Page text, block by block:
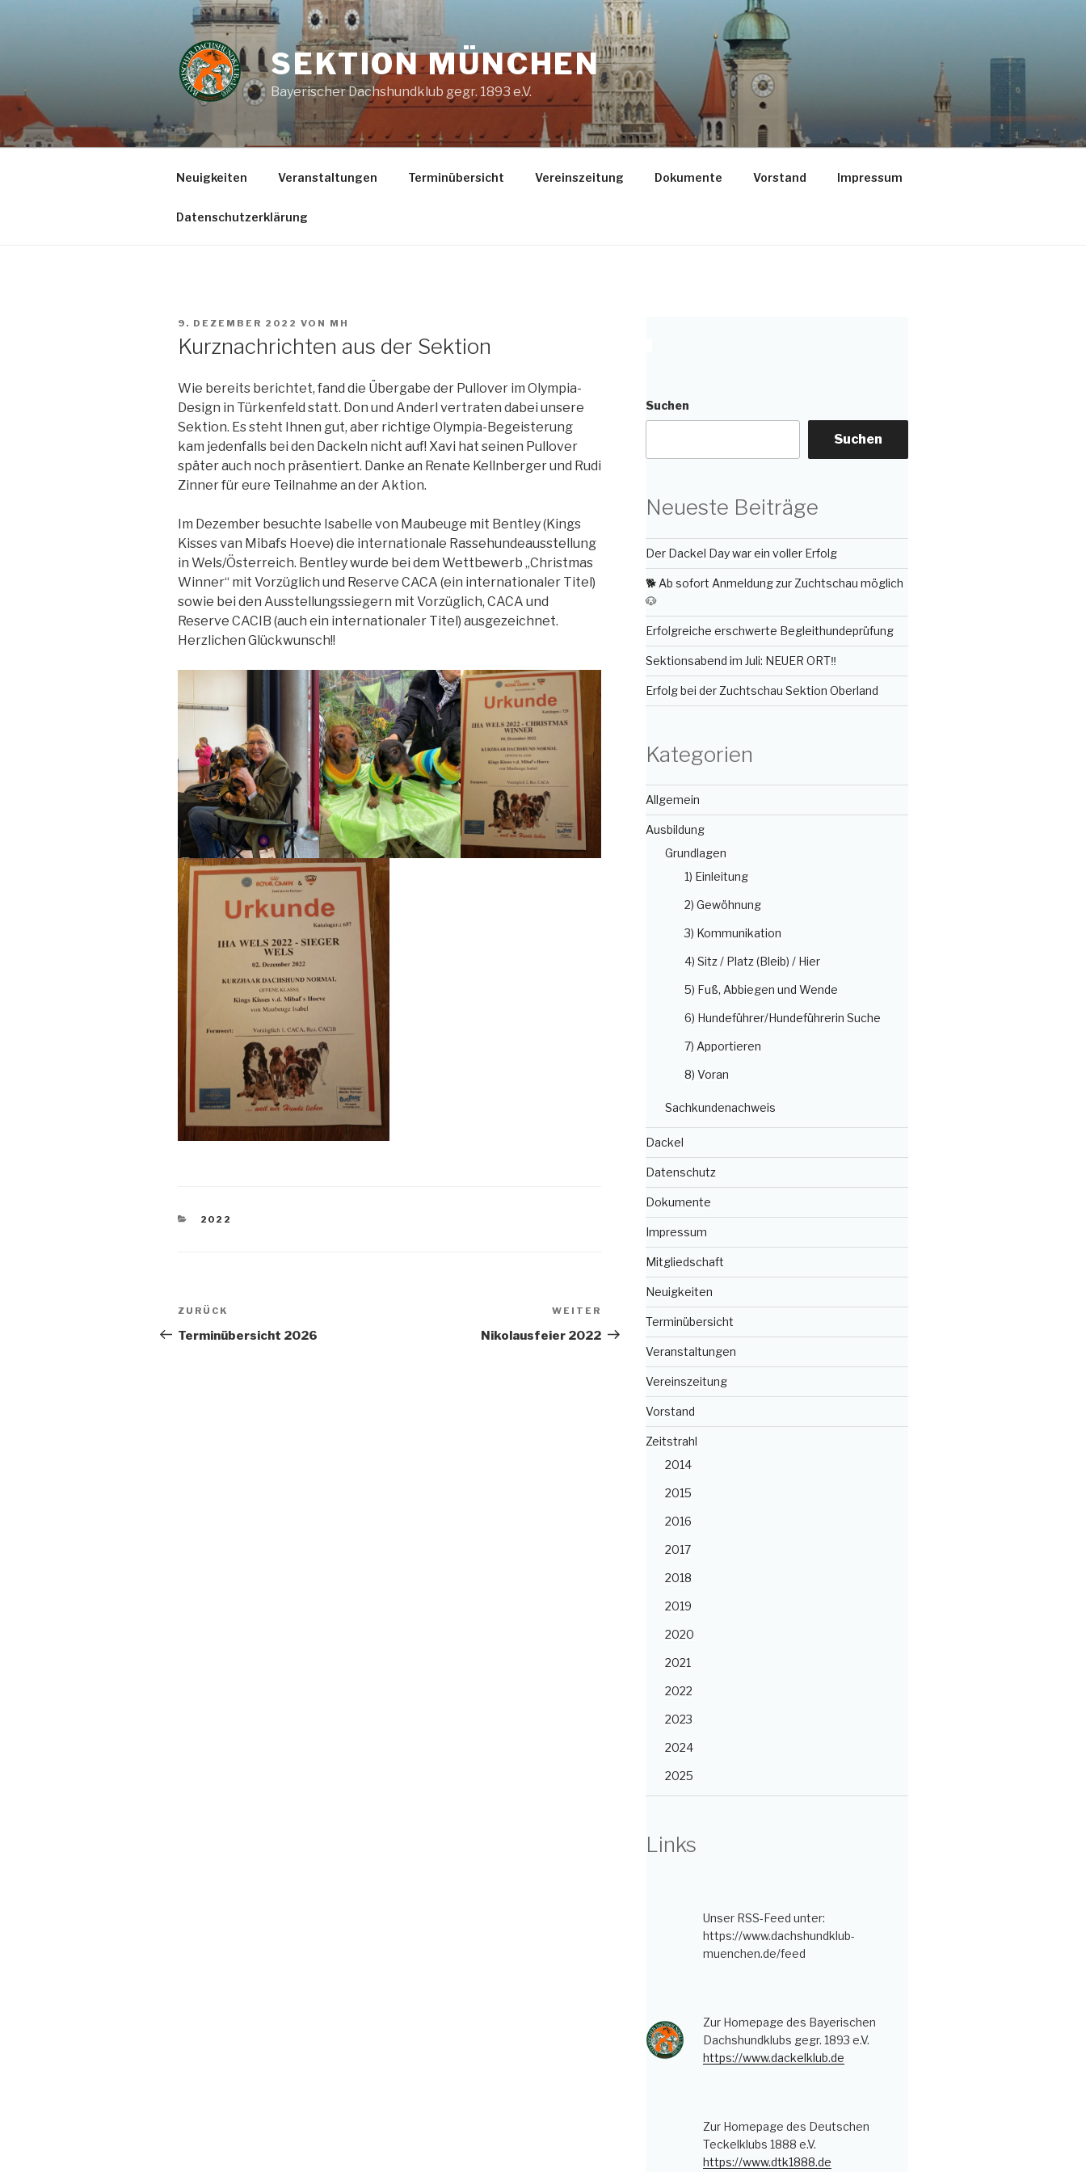
SEKTION MÜNCHEN
Bayerischer Dachshundklub gegr. 1893 e.V.
Neuigkeiten Veranstaltungen Terminübersicht Vereinszeitung Dokumente Vorstand Impressum
Datenschutzerklärung
VERÖFFENTLICHT
9. DEZEMBER 2022 VON MH
Kurznachrichten aus der Sektion
Wie bereits berichtet, fand die Übergabe der Pullover im Olympia-
Design in Türkenfeld statt. Don und Anderl vertraten dabei unsere
Sektion. Es steht Ihnen gut, aber richtige Olympia-Begeisterung
kam jedenfalls bei den Dackeln nicht auf! Xavi hat seinen Pullover
später auch noch präsentiert. Danke an Renate Kellnberger und Rudi
Zinner für eure Teilnahme an der Aktion.
Im Dezember besuchte Isabelle von Maubeuge mit Bentley (Kings
Kisses van Mibafs Hoeve) die internationale Rassehundeausstellung
in Wels/Österreich. Bentley wurde bei dem Wettbewerb „Christmas
Winner“ mit Vorzüglich und Reserve CACA (ein internationaler Titel)
sowie bei den Ausstellungssiegern mit Vorzüglich, CACA und
Reserve CACIB (auch ein internationaler Titel) ausgezeichnet.
Herzlichen Glückwunsch!!
KATEGORIEN
2022
Beitragsnavigation
Vorheriger
Beitrag
ZURÜCK
Terminübersicht 2026
Nächster
Beitrag
WEITER
Nikolausfeier 2022
Suchen
Suchen
Neueste Beiträge
Der Dackel Day war ein voller Erfolg
🐕 Ab sofort Anmeldung zur Zuchtschau möglich
🐶
Erfolgreiche erschwerte Begleithundeprüfung
Sektionsabend im Juli: NEUER ORT‼️
Erfolg bei der Zuchtschau Sektion Oberland
Kategorien
Allgemein
Ausbildung
Grundlagen
1) Einleitung
2) Gewöhnung
3) Kommunikation
4) Sitz / Platz (Bleib) / Hier
5) Fuß, Abbiegen und Wende
6) Hundeführer/Hundeführerin Suche
7) Apportieren
8) Voran
Sachkundenachweis
Dackel
Datenschutz
Dokumente
Impressum
Mitgliedschaft
Neuigkeiten
Terminübersicht
Veranstaltungen
Vereinszeitung
Vorstand
Zeitstrahl
2014
2015
2016
2017
2018
2019
2020
2021
2022
2023
2024
2025
Links
Unser RSS-Feed unter:
https://www.dachshundklub-
muenchen.de/feed
Zur Homepage des Bayerischen
Dachshundklubs gegr. 1893 e.V.
https://www.dackelklub.de
Zur Homepage des Deutschen
Teckelklubs 1888 e.V.
https://www.dtk1888.de